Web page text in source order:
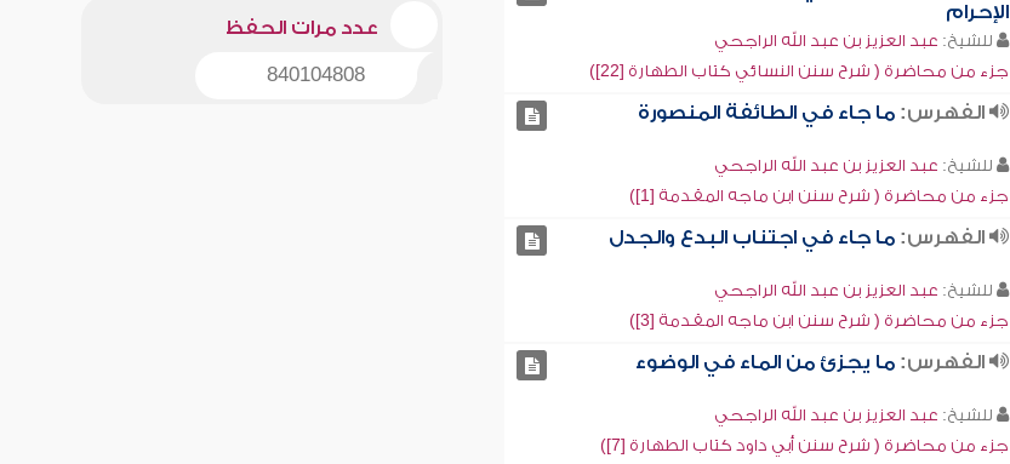
الإحرام
للشيخ: عبد العزيز بن عبد الله الراجحي
جزء من محاضرة ( شرح سنن النسائي كتاب الطهارة [22])
الفهرس: ما جاء في الطائفة المنصورة
للشيخ: عبد العزيز بن عبد الله الراجحي
جزء من محاضرة ( شرح سنن ابن ماجه المقدمة [1])
الفهرس: ما جاء في اجتناب البدع والجدل
للشيخ: عبد العزيز بن عبد الله الراجحي
جزء من محاضرة ( شرح سنن ابن ماجه المقدمة [3])
الفهرس: ما يجزئ من الماء في الوضوء
للشيخ: عبد العزيز بن عبد الله الراجحي
جزء من محاضرة ( شرح سنن أبي داود كتاب الطهارة [7])
عدد مرات الحفظ
840104808